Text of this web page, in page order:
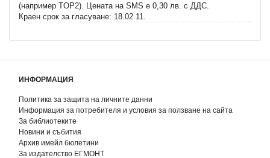
(например TOP2). Цената на SMS e 0,30 лв. с ДДС.
Краен срок за гласуване: 18.02.11.
ИНФОРМАЦИЯ
Политика за защита на личните данни
Информация за потребителя и условия за ползване на сайта
За библиотеките
Новини и събития
Архив имейл бюлетини
За издателство ЕГМОНТ